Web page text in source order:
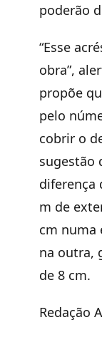
poderão
“Esse
obra”,
propõe
pelo
cobrir o
sugestão
diferença
m de
cm numa
na outra,
de 8 cm.
Redação